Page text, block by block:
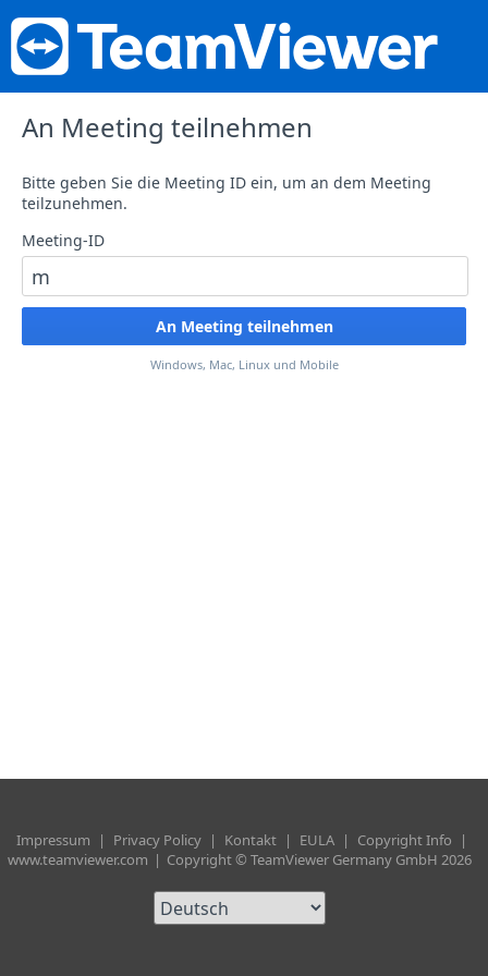
An Meeting teilnehmen
Bitte geben Sie die Meeting ID ein, um an dem Meeting
teilzunehmen.
Meeting-ID
Windows, Mac, Linux und Mobile
Impressum | Privacy Policy | Kontakt | EULA | Copyright Info
|
www.teamviewer.com | Copyright © TeamViewer Germany GmbH 2026